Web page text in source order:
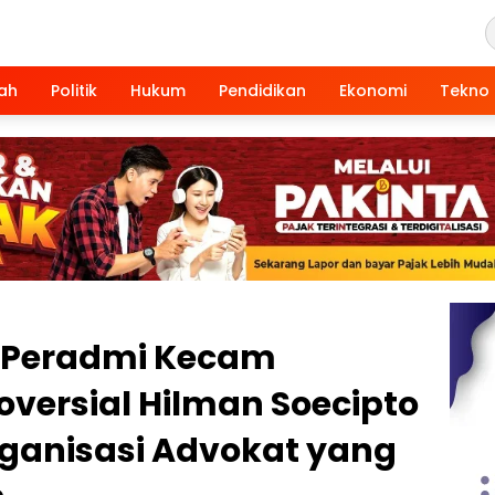
Politik Hukum Pendidikan Ekonomi Tekno
Kecam
Hilman Soecipto
Advokat yang